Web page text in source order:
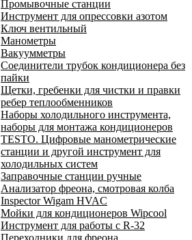
Промывочные станции
Инструмент для опрессовки азотом
Ключ вентильный
Манометры
Вакуумметры
Соединители трубок кондиционера без
пайки
Щетки, гребенки для чистки и правки
ребер теплообменников
Наборы холодильного инструмента,
наборы для монтажа кондиционеров
TESTO. Цифровые манометрические
станции и другой инструмент для
холодильных систем
Заправочные станции ручные
Анализатор фреона, смотровая колба
Inspector Wigam HVAC
Мойки для кондиционеров Wipcool
Инструмент для работы с R-32
Переходники для фреона